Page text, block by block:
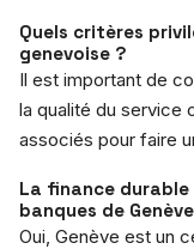
Quels critères
genevoise ?
Il est important de
la qualité du service
associés pour faire
La finance
banques de
Oui, Genève est un